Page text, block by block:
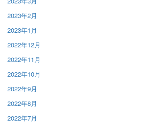
2023年2月
2023年1月
2022年12月
2022年11月
2022年10月
2022年9月
2022年8月
2022年7月